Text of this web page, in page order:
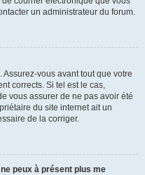
un administrateur du forum.
vous avant tout que votre
corrects. Si tel est le cas,
vous assurer de ne pas avoir été
du site internet ait un
de la corriger.
peux à présent plus me